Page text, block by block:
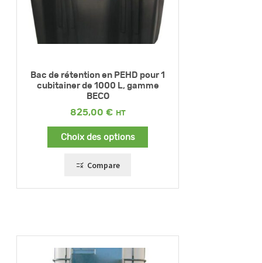
Bac de rétention en PEHD pour 1
cubitainer de 1000 L, gamme
BECO
825,00 €
Choix des options
Compare